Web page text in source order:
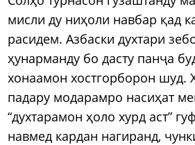
мисли ду ниҳоли навбар қад
расидем. Азбаски духтари
ҳунарманду бо дасту панҷа
хонаамон хостгорборон шуд.
падару модарамро насиҳат
“духтарамон ҳоло хурд аст”
навмед кардан нагиранд,